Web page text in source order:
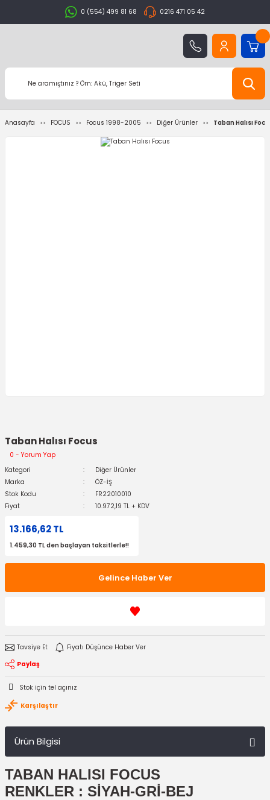
0 (554) 499 81 68 0216 471 05 42
Anasayfa FOCUS Focus 1998-2005 Diğer Ürünler Taban Halısı
Taban Halısı Focus
0 - Yorum Yap
Kategori
Diğer Ürünler
Marka
ÖZ-İŞ
Stok Kodu
FR22010010
Fiyat
10.972,19 TL + KDV
13.166,62 TL
1.459,30 TL den başlayan taksitlerle!!
Gelince Haber Ver
Tavsiye Et
Fiyatı Düşünce Haber Ver
Paylaş
Stok için tel açınız
Karşılaştır
Ürün Bilgisi
TABAN HALISI FOCUS
RENKLER : SİYAH-GRİ-BEJ